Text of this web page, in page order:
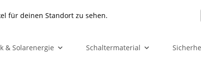
für deinen Standort zu sehen.
& Solarenergie Schaltermaterial